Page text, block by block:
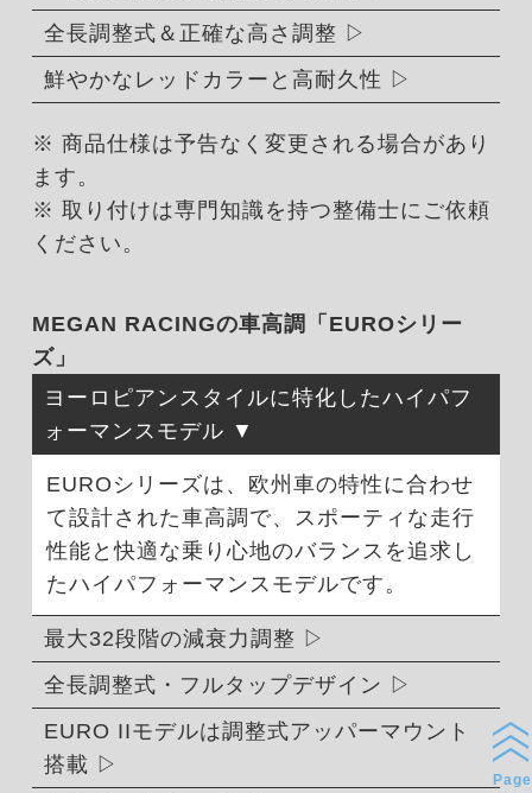
全長調整式＆正確な高さ調整
鮮やかなレッドカラーと高耐久性
※ 商品仕様は予告なく変更される場合があり
ます。
※ 取り付けは専門知識を持つ整備士にご依頼
ください。
MEGAN RACINGの車高調「EUROシリー
ズ」
ヨーロピアンスタイルに特化したハイパフ
ォーマンスモデル
EUROシリーズは、欧州車の特性に合わせ
て設計された車高調で、スポーティな走行
性能と快適な乗り心地のバランスを追求し
たハイパフォーマンスモデルです。
最大32段階の減衰力調整
全長調整式・フルタップデザイン
EURO IIモデルは調整式アッパーマウント
搭載
Page